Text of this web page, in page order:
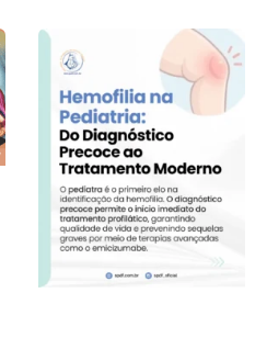
Cartilha SPDF –
Pediatra e
Amamentação